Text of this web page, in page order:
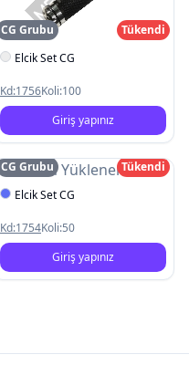
CG Grubu
Tükendi
Elcik Set CG
Kd:1756Koli:100
Giriş yapınız
Resim Yüklenemedi
CG Grubu
Tükendi
Elcik Set CG
Kd:1754Koli:50
Giriş yapınız